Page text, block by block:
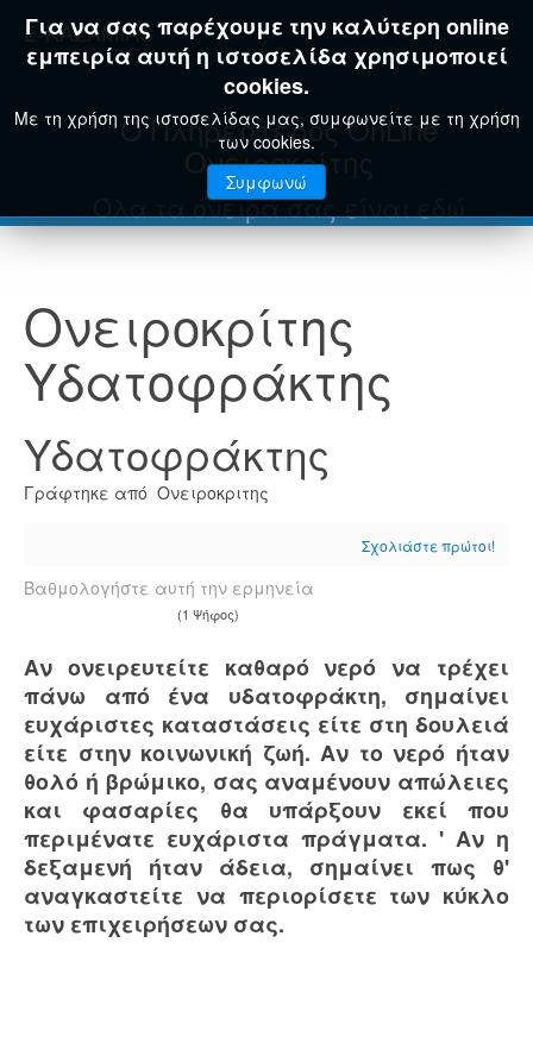
E-KAZAMIAS
Για να σας παρέχουμε την καλύτερη online
εμπειρία αυτή η ιστοσελίδα χρησιμοποιεί
cookies.
Με τη χρήση της ιστοσελίδας μας, συμφωνείτε με τη χρήση
των cookies.
Συμφωνώ
Ο Πληρέστερος OnLine
Ονειροκρίτης
Όλα τα όνειρά σας είναι εδώ
Ονειροκρίτης
Υδατοφράκτης
Υδατοφράκτης
Γράφτηκε από Ονειροκριτης
Σχολιάστε πρώτοι!
Βαθμολογήστε αυτή την ερμηνεία
(1 Ψήφος)
Αν ονειρευτείτε καθαρό νερό να τρέχει
πάνω από ένα υδατοφράκτη, σημαίνει
ευχάριστες καταστάσεις είτε στη δουλειά
είτε στην κοινωνική ζωή. Αν το νερό ήταν
θολό ή βρώμικο, σας αναμένουν απώλειες
και φασαρίες θα υπάρξουν εκεί που
περιμένατε ευχάριστα πράγματα. ' Αν η
δεξαμενή ήταν άδεια, σημαίνει πως θ'
αναγκαστείτε να περιορίσετε των κύκλο
των επιχειρήσεων σας.